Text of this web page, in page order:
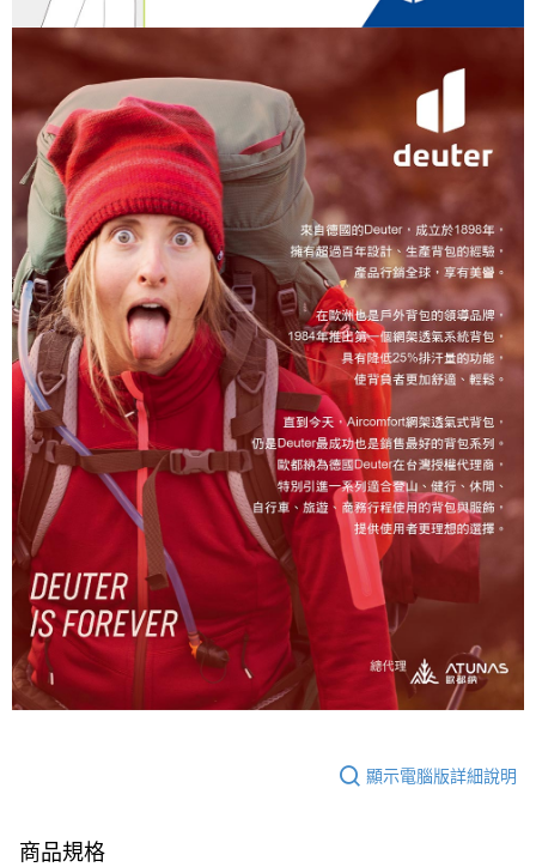
顯示電腦版詳細說明
商品規格